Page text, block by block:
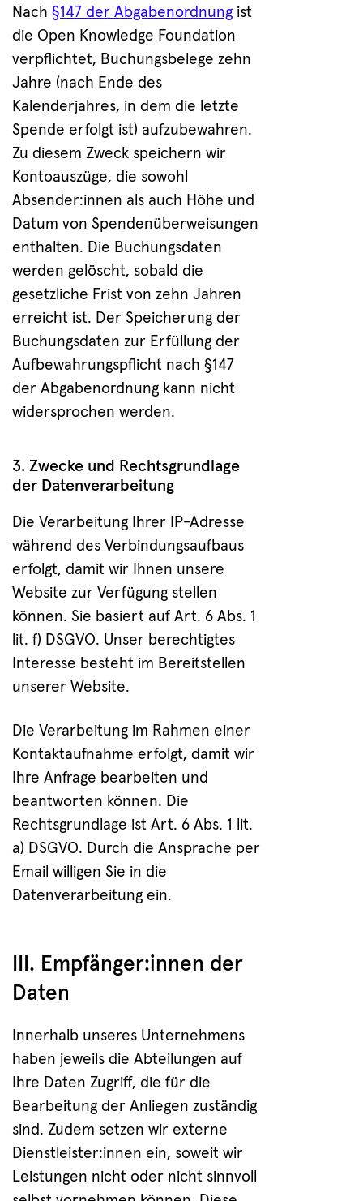
Nach §147 der Abgabenordnung ist
die Open Knowledge Foundation
verpflichtet, Buchungsbelege zehn
Jahre (nach Ende des
Kalenderjahres, in dem die letzte
Spende erfolgt ist) aufzubewahren.
Zu diesem Zweck speichern wir
Kontoauszüge, die sowohl
Absender:innen als auch Höhe und
Datum von Spendenüberweisungen
enthalten. Die Buchungsdaten
werden gelöscht, sobald die
gesetzliche Frist von zehn Jahren
erreicht ist. Der Speicherung der
Buchungsdaten zur Erfüllung der
Aufbewahrungspflicht nach §147
der Abgabenordnung kann nicht
widersprochen werden.
3. Zwecke und Rechtsgrundlage
der Datenverarbeitung
Die Verarbeitung Ihrer IP-Adresse
während des Verbindungsaufbaus
erfolgt, damit wir Ihnen unsere
Website zur Verfügung stellen
können. Sie basiert auf Art. 6 Abs. 1
lit. f) DSGVO. Unser berechtigtes
Interesse besteht im Bereitstellen
unserer Website.
Die Verarbeitung im Rahmen einer
Kontaktaufnahme erfolgt, damit wir
Ihre Anfrage bearbeiten und
beantworten können. Die
Rechtsgrundlage ist Art. 6 Abs. 1 lit.
a) DSGVO. Durch die Ansprache per
Email willigen Sie in die
Datenverarbeitung ein.
III. Empfänger:innen der
Daten
Innerhalb unseres Unternehmens
haben jeweils die Abteilungen auf
Ihre Daten Zugriff, die für die
Bearbeitung der Anliegen zuständig
sind. Zudem setzen wir externe
Dienstleister:innen ein, soweit wir
Leistungen nicht oder nicht sinnvoll